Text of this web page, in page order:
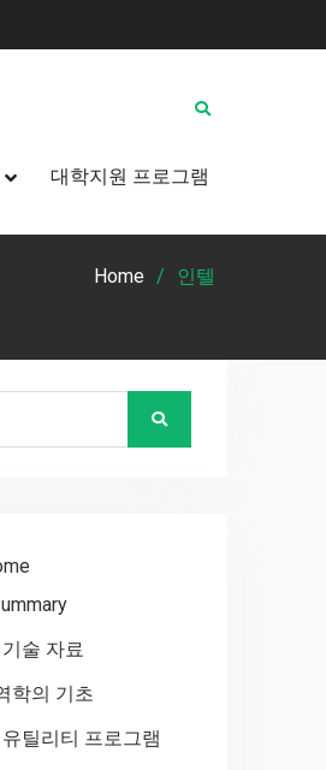
대학지원 프로그램
Home 인텔
술 자료
학의 기초
틸리티 프로그램